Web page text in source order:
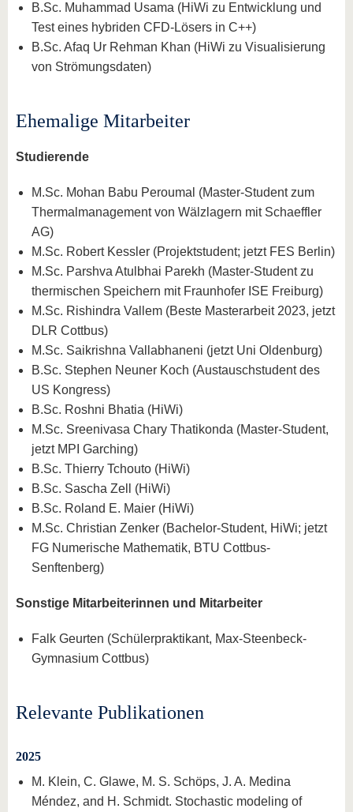
B.Sc. Muhammad Usama (HiWi zu Entwicklung und
Test eines hybriden CFD-Lösers in C++)
B.Sc. Afaq Ur Rehman Khan (HiWi zu Visualisierung
von Strömungsdaten)
Ehemalige Mitarbeiter
Studierende
M.Sc. Mohan Babu Peroumal (Master-Student zum
Thermalmanagement von Wälzlagern mit Schaeffler
AG)
M.Sc. Robert Kessler (Projektstudent; jetzt FES Berlin)
M.Sc. Parshva Atulbhai Parekh (Master-Student zu
thermischen Speichern mit Fraunhofer ISE Freiburg)
M.Sc. Rishindra Vallem (Beste Masterarbeit 2023, jetzt
DLR Cottbus)
M.Sc. Saikrishna Vallabhaneni (jetzt Uni Oldenburg)
B.Sc. Stephen Neuner Koch (Austauschstudent des
US Kongress)
B.Sc. Roshni Bhatia (HiWi)
M.Sc. Sreenivasa Chary Thatikonda (Master-Student,
jetzt MPI Garching)
B.Sc. Thierry Tchouto (HiWi)
B.Sc. Sascha Zell (HiWi)
B.Sc. Roland E. Maier (HiWi)
M.Sc. Christian Zenker (Bachelor-Student, HiWi; jetzt
FG Numerische Mathematik, BTU Cottbus-
Senftenberg)
Sonstige Mitarbeiterinnen und Mitarbeiter
Falk Geurten (Schülerpraktikant, Max-Steenbeck-
Gymnasium Cottbus)
Relevante Publikationen
2025
M. Klein, C. Glawe, M. S. Schöps, J. A. Medina
Méndez, and H. Schmidt. Stochastic modeling of